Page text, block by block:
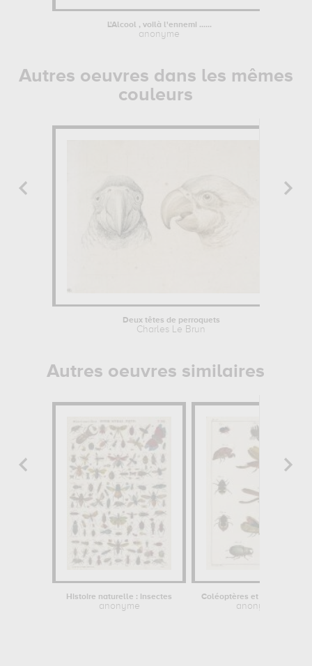
L'Alcool , voilà l'ennemi ......
anonyme
Autres oeuvres dans les mêmes
couleurs
Deux têtes de perroquets
Charles Le Brun
Autres oeuvres similaires
Histoire naturelle : insectes
anonyme anonyme